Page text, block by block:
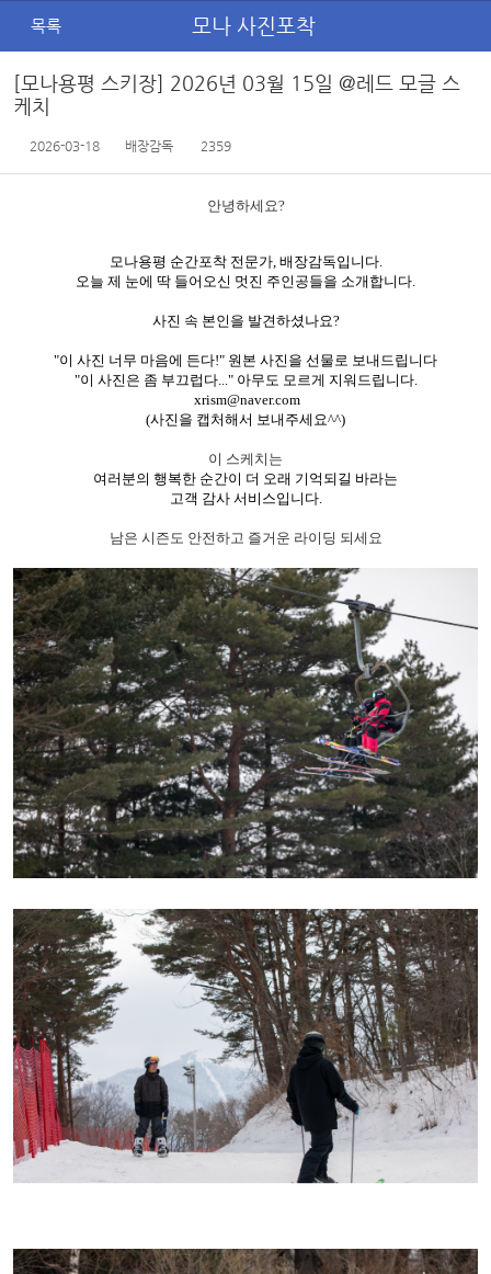
모나 사진포착
목록
[모나용평 스키장] 2026년 03월 15일 @레드 모글 스
케치
2026-03-18 배장감독 2359
안녕하세요?
모나용평 순간포착 전문가, 배장감독입니다.
오늘 제 눈에 딱 들어오신 멋진 주인공들을 소개합니다.
사진 속 본인을 발견하셨나요?
"이 사진 너무 마음에 든다!" 원본 사진을 선물로 보내드립니다
"이 사진은 좀 부끄럽다..." 아무도 모르게 지워드립니다.
xrism@naver.com
(사진을 캡처해서 보내주세요^^)
이 스케치는
여러분의 행복한 순간이 더 오래 기억되길 바라는
고객 감사 서비스입니다.
남은 시즌도 안전하고 즐거운 라이딩 되세요